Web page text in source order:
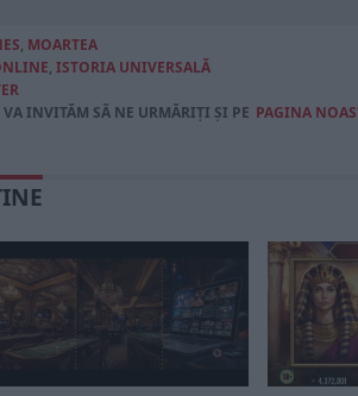
, MOARTEA
, ISTORIA UNIVERSALĂ
VA INVITĂM SĂ NE URMĂRIȚI ȘI PE PAGINA